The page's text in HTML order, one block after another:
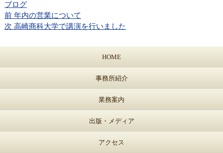
ブログ
前 年内の営業について
次 高崎商科大学で講演を行いました
HOME
事務所紹介
業務案内
出版・メディア
アクセス